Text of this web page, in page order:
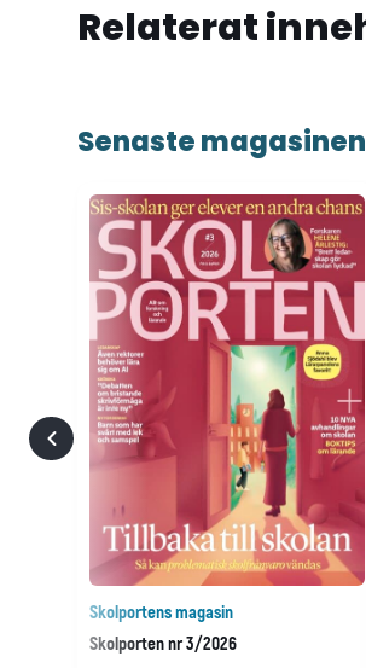
Relaterat
Senaste magasinen
Skolportens magasin
Skolporten nr 3/2026